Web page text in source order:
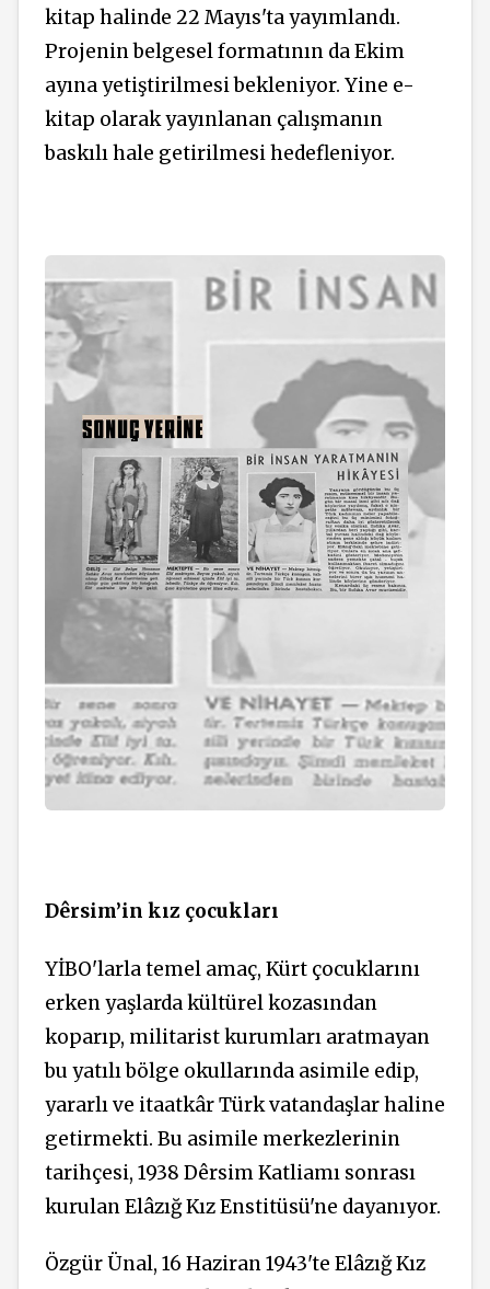
kitap halinde 22 Mayıs'ta yayımlandı.
Projenin belgesel formatının da Ekim
ayına yetiştirilmesi bekleniyor. Yine e-
kitap olarak yayınlanan çalışmanın
baskılı hale getirilmesi hedefleniyor.
Dêrsim’in kız çocukları
YİBO'larla temel amaç, Kürt çocuklarını
erken yaşlarda kültürel kozasından
koparıp, militarist kurumları aratmayan
bu yatılı bölge okullarında asimile edip,
yararlı ve itaatkâr Türk vatandaşlar haline
getirmekti. Bu asimile merkezlerinin
tarihçesi, 1938 Dêrsim Katliamı sonrası
kurulan Elâzığ Kız Enstitüsü'ne dayanıyor.
Özgür Ünal, 16 Haziran 1943'te Elâzığ Kız